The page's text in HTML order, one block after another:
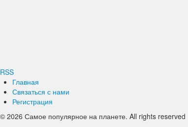
RSS
Главная
Связаться с нами
Регистрация
© 2026 Самое популярное на планете. All rights reserved